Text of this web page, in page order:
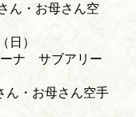
お母さん空
）
ナ サブアリー
・お母さん空手